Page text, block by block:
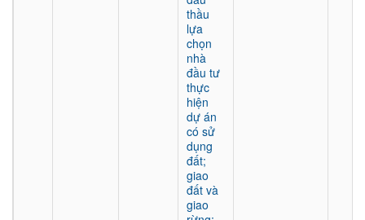
thầu
lựa
chọn
nhà
đầu tư
thực
hiện
dự án
có sử
dụng
đất;
giao
đất và
giao